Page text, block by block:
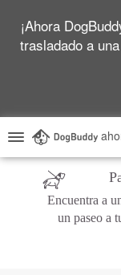
¡Ahora
trasladado a
Encuentra a
un paseo a